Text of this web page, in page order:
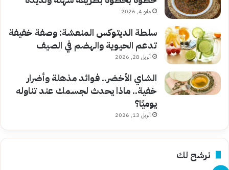
مايو 4, 2026
سلطة الديتوكس المنعشة: وصفة خفيفة
تدعم الحيوية والهضم في الصيف
أبريل 28, 2026
الشاي الأخضر.. فوائد مذهلة وأضرار
خفية.. ماذا يحدث لجسمك عند تناوله
يوميًا؟
أبريل 13, 2026
نرشح لك